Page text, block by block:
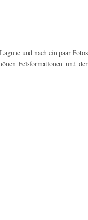
und nach ein paar Fotos
Felsformationen und der